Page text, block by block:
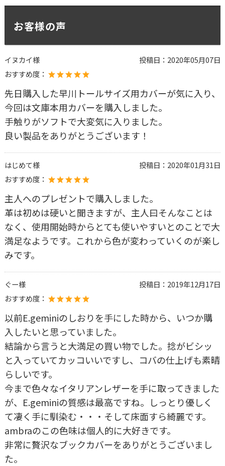
お客様の声
イヌカイ様 投稿日： 2020年05月07日
おすすめ度：
先日購入した早川トールサイズ用カバーが気に入り、
今回は文庫本用カバーを購入しました。
手触りがソフトで大変気に入りました。
良い製品をありがとうございます！
はじめて様 投稿日： 2020年01月31日
おすすめ度：
主人へのプレゼントで購入しました。
革は初めは硬いと聞きますが、主人曰そんなことは
なく、使用開始時からとても使いやすいとのことで大
満足なようです。これから色が変わっていくのが楽し
みです。
ぐー様 投稿日： 2019年12月17日
おすすめ度：
以前E.geminiのしおりを手にした時から、いつか購
入したいと思っていました。
結論から言うと大満足の買い物でした。捻がビシッ
と入っていてカッコいいですし、コバの仕上げも素晴
らしいです。
今まで色々なイタリアンレザーを手に取ってきました
が、E.geminiの質感は最高ですね。しっとり優しく
て凄く手に馴染む・・・そして床面すら綺麗です。
ambraのこの色味は個人的に大好きです。
非常に贅沢なブックカバーをありがとうございまし
た。